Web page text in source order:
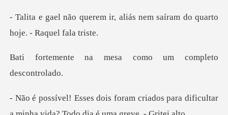
r, aliás nem saíram do quarto
a mesa como um com
criados para dificultar